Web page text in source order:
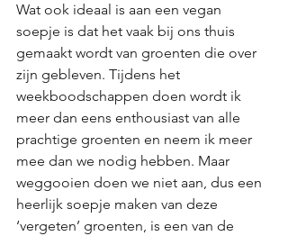
Wat ook ideaal is aan een vegan
soepje is dat het vaak bij ons thuis
gemaakt wordt van groenten die over
zijn gebleven. Tijdens het
weekboodschappen doen wordt ik
meer dan eens enthousiast van alle
prachtige groenten en neem ik meer
mee dan we nodig hebben. Maar
weggooien doen we niet aan, dus een
heerlijk soepje maken van deze
‘vergeten’ groenten, is een van de